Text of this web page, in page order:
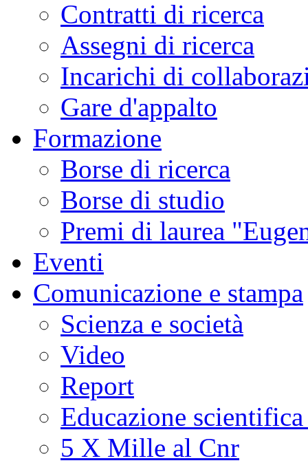
Contratti di ricerca
Assegni di ricerca
Incarichi di
Gare d'appalto
Formazione
Borse di ricerca
Borse di studio
Premi di laurea
Eventi
Comunicazione e stampa
Scienza e società
Video
Report
Educazione
5 X Mille al Cnr